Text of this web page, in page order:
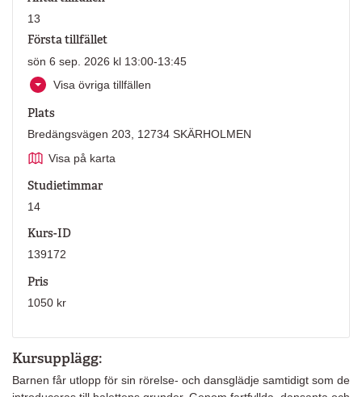
Kursupplägg:
Barnen får utlopp för sin rörelse- och dansglädje samtidigt som de
13
Första tillfället
sön 6 sep. 2026 kl 13:00-13:45
Visa övriga tillfällen
Plats
Bredängsvägen 203, 12734 SKÄRHOLMEN
Visa på karta
Studietimmar
14
Kurs-ID
139172
Pris
1050 kr